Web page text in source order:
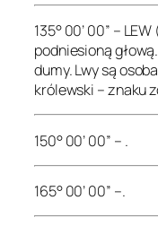
135° 00’ 00” –
podniesioną
dumy. Lwy są
królewski – znaku
150° 00’ 00” – .
165° 00’ 00” –.